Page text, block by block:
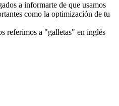
a informarte de que usamos
como la optimización de tu
referimos a "galletas" en inglés